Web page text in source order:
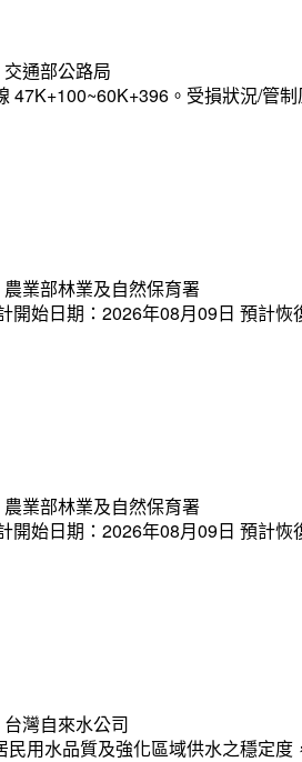
通部公路局
47K+100~60K+396。受損狀況/管
業部林業及自然保育署
開始日期：2026年08月09日 預計
業部林業及自然保育署
開始日期：2026年08月09日 預計
灣自來水公司
民用水品質及強化區域供水之穩定